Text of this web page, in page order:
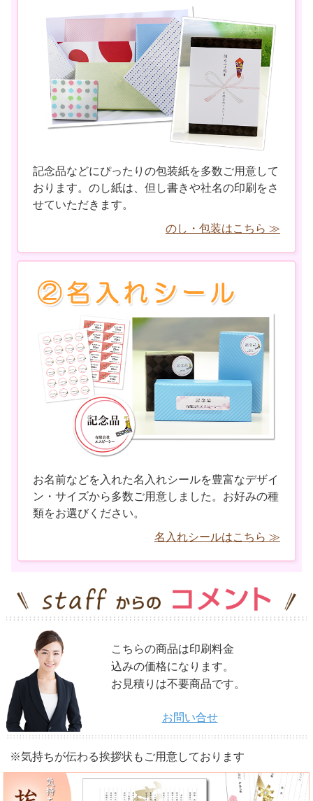
記念品などにぴったりの包装紙を多数ご用意して
おります。のし紙は、但し書きや社名の印刷をさ
せていただきます。
のし・包装はこちら ≫
お名前などを入れた名入れシールを豊富なデザイ
ン・サイズから多数ご用意しました。お好みの種
類をお選びください。
名入れシールはこちら ≫
こちらの商品は印刷料金
込みの価格になります。
お見積りは不要商品です。
お問い合せ
※気持ちが伝わる挨拶状もご用意しております